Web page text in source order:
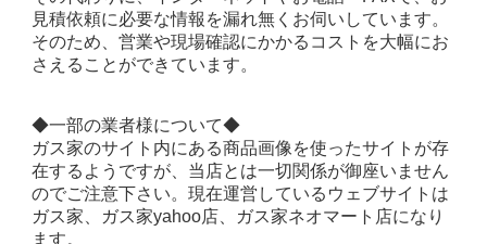
見積依頼に必要な情報を漏れ無くお伺いしています。
そのため、営業や現場確認にかかるコストを大幅にお
さえることができています。
◆一部の業者様について◆
ガス家のサイト内にある商品画像を使ったサイトが存
在するようですが、当店とは一切関係が御座いません
のでご注意下さい。現在運営しているウェブサイトは
ガス家、ガス家yahoo店、ガス家ネオマート店になり
ます。